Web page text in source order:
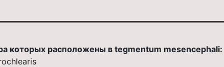
которых расположены в tegmentum mesencephali: